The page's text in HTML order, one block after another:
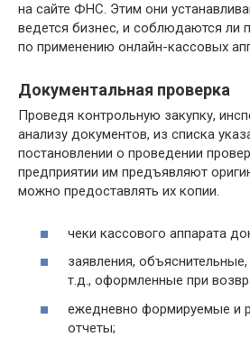
на сайте ФНС. Этим они
ведется бизнес, и соблюдаются
по применению онлайн-кассовых
Документальная проверка
Проведя контрольную закупку,
анализу документов, из списка
постановлении о проведении
предприятии им предъявляют
можно предоставлять их копии.
чеки кассового аппарата
заявления,
т.д., оформленные при
ежедневно формируемые и
отчеты;